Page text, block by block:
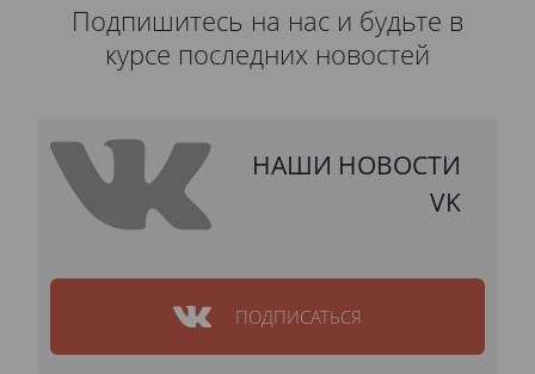
Подпишитесь на нас и будьте в
курсе последних новостей
НАШИ НОВОСТИ
VK
ПОДПИСАТЬСЯ